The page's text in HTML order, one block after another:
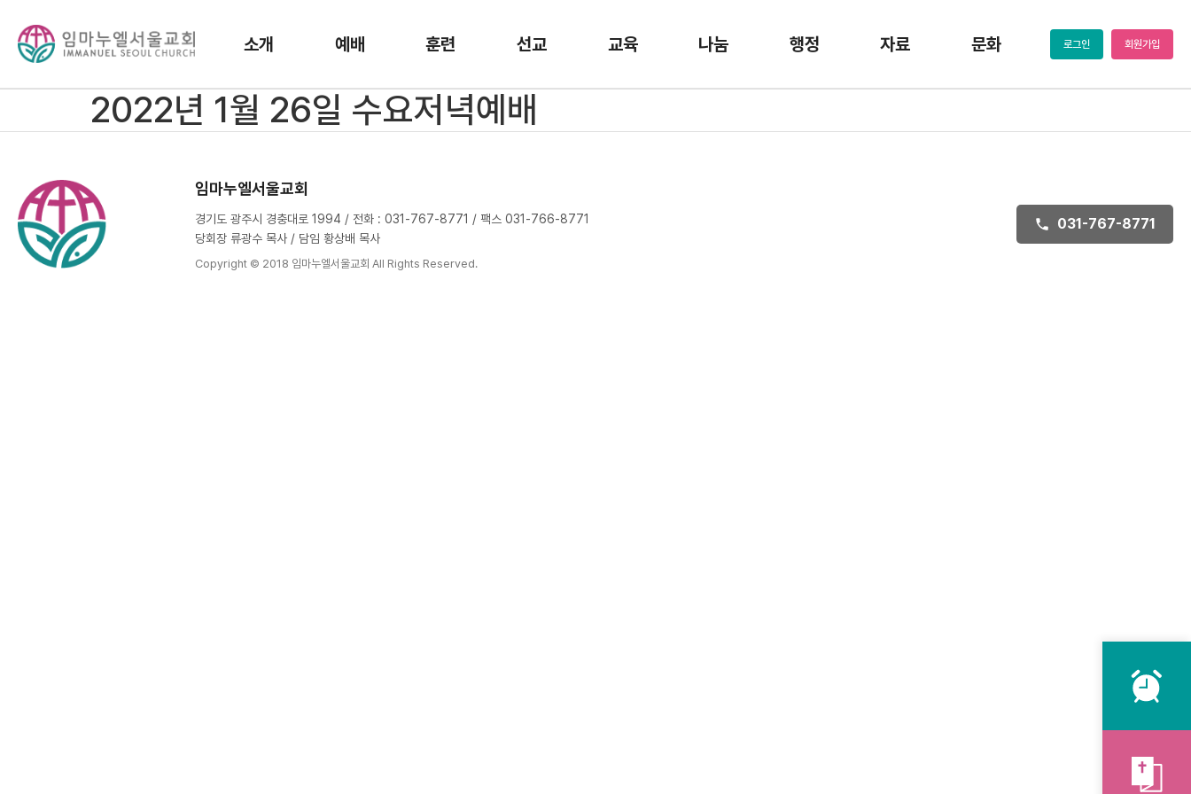
소개 예배 훈련 선교 교육 나눔 행정 자료 문화 로그인 회원가입
2022년 1월 26일 수요저녁예배
임마누엘서울교회
경기도 광주시 경충대로 1994 / 전화 : 031-767-8771 / 팩스 031-766-8771
당회장 류광수 목사 / 담임 황상배 목사
Copyright © 2018 임마누엘서울교회 All Rights Reserved.
031-767-8771